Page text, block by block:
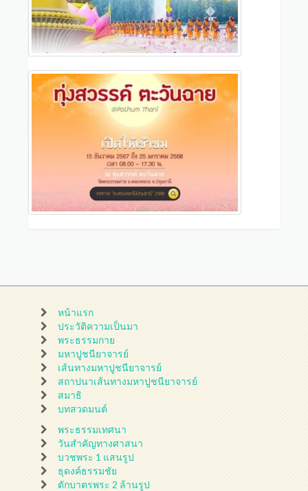
หน้าแรก
ประวัติความเป็นมา
พระธรรมกาย
มหาปูชนียาจารย์
เส้นทางมหาปูชนียาจารย์
สถาปนาเส้นทางมหาปูชนียาจารย์
สมาธิ
บทสวดมนต์
พระธรรมเทศนา
วันสำคัญทางศาสนา
บวชพระ 1 แสนรูป
ธุดงค์ธรรมชัย
ตักบาตรพระ 2 ล้านรูป